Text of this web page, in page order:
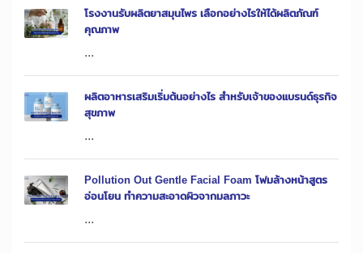
โรงงานรับผลิตยาสมุนไพร เลือกอย่างไรให้ได้ผลิตภัณฑ์
คุณภาพ
...
ผลิตอาหารเสริมเริ่มต้นอย่างไร สำหรับเจ้าของแบรนด์ธุรกิจ
สุขภาพ
...
Pollution Out Gentle Facial Foam โฟมล้างหน้าสูตร
อ่อนโยน ทำความสะอาดผิวจากมลภาวะ
...